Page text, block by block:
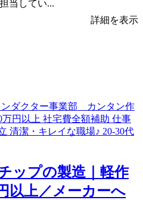
当してい...
詳細を表示
ップの製造｜軽作
以上／メーカーへ